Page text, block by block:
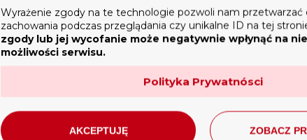
dodaj do koszyka powiadom o
Wyrażenie zgody na te technologie pozwoli nam przetwarzać
zachowania podczas przeglądania czy unikalne ID na tej
zgody lub jej wycofanie może negatywnie wpłynąć na
możliwości serwisu.
Polityka Prywatnósci
AKCEPTUJĘ ZOBACZ